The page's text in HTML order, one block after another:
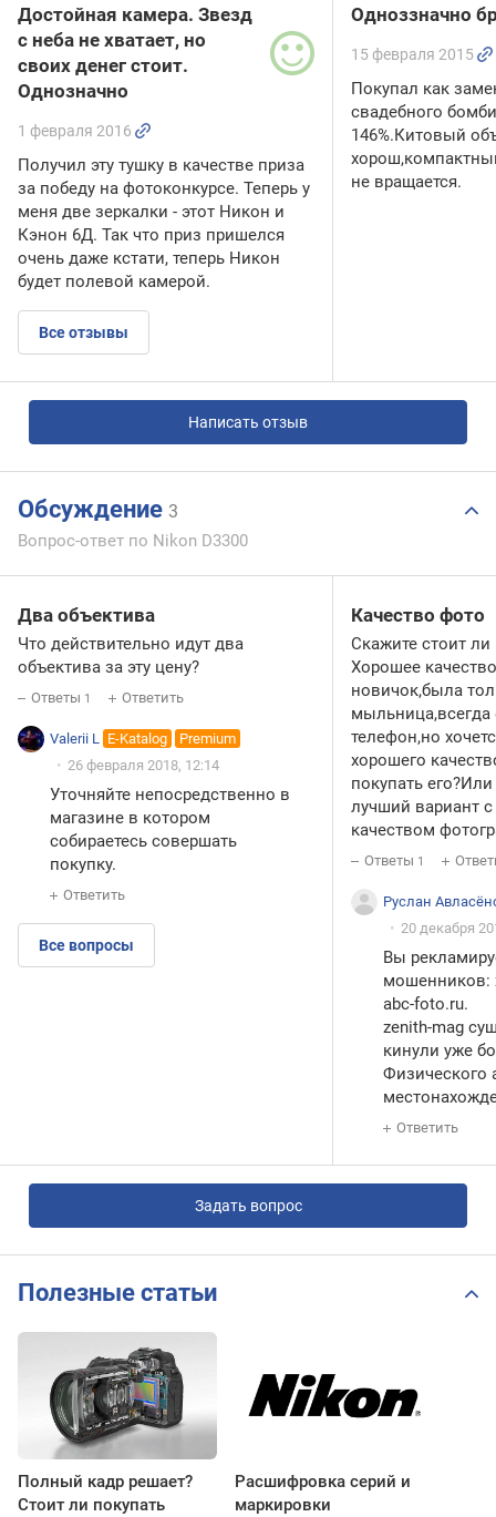
Достойная камера. Звезд
с неба не хватает, но
своих денег стоит.
Однозначно
1 февраля 2016
Получил эту тушку в качестве приза
за победу на фотоконкурсе. Теперь у
меня две зеркалки - этот Никон и
Кэнон 6Д. Так что приз пришелся
очень даже кстати, теперь Никон
будет полевой камерой.
Все отзывы
Одноззначно
15 февраля 2015
Покупал как
свадебного
146%.Китовый
не вращается.
Написать отзыв
Обсуждение 3
Вопрос-ответ по Nikon D3300
Два объектива
Что действительно идут два
объектива за эту цену?
Ответы 1 Ответить
Valerii L E-Katalog
Premium
26 февраля 2018, 12:14
Уточняйте непосредственно в
магазине в котором
собираетесь совершать
покупку.
Ответить
Все вопросы
Качество фото
Скажите стоит ли
Хорошее
новичок,была
мыльница,всегда
телефон,но
хорошего
покупать
лучший вариант
качеством
Ответы 1
Руслан
20 декабря
Вы
мошенников:
abc-foto.ru.
zenith-mag
кинули уже
Физического
Ответить
Задать вопрос
Полезные статьи
Полный кадр решает?
Стоит ли покупать
Расшифровка серий и
маркировки